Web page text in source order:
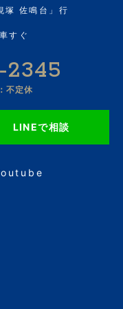
塚 佐鳴台」行
すぐ
2345
不定休
LINEで相談